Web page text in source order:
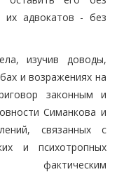
адвокатов - без
изучив доводы,
и возражениях на
законным и
Симанкова и
связанных с
и психотропных
фактическим